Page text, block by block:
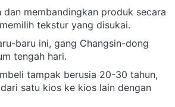
dan membandingkan produk secara
tekstur yang disukai.
baru ini, gang Changsin-dong
tengah hari.
tampak berusia 20-30 tahun,
satu kios ke kios lain dengan